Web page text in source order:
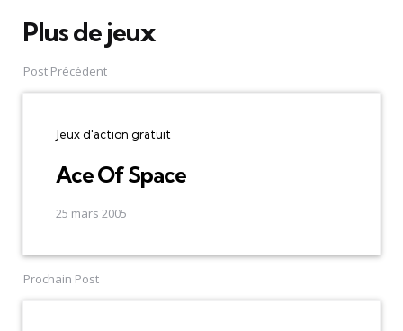
Plus de jeux
Post
navigation
Post Précédent
Jeux d'action gratuit
Ace Of Space
25 mars 2005
Prochain Post